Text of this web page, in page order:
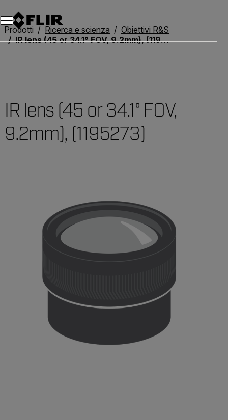
Unread messages
Modello
Rimuovi
articoli
articolo
Aggiungi al carrello
Aggiunto al carrello
Prodotti Ricerca e scienza
Obiettivi R&S
IR lens (45 or 34.1° FOV, 9.2mm), (1195273)
IR lens (45 or 34.1° FOV,
9.2mm), (1195273)